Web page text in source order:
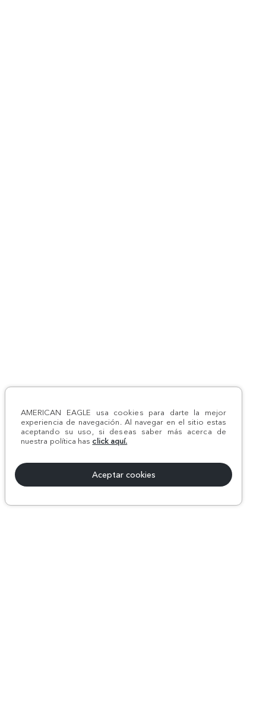
AMERICAN EAGLE usa cookies para darte la mejor
experiencia de navegación. Al navegar en el sitio estas
aceptando su uso, si deseas saber más acerca de
nuestra política has click aquí.
Aceptar cookies